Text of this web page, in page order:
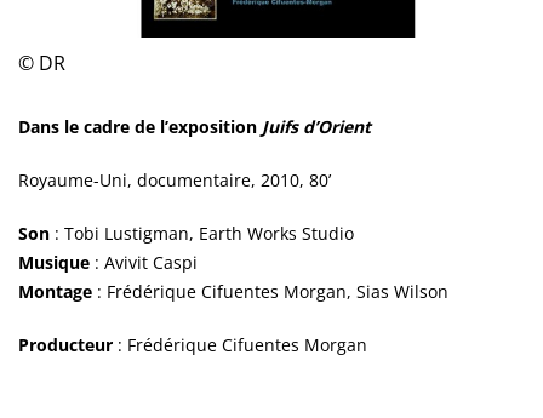
© DR
Dans le cadre de l’exposition Juifs d’Orient
Royaume-Uni, documentaire, 2010, 80’
Son : Tobi Lustigman, Earth Works Studio
Musique : Avivit Caspi
Montage : Frédérique Cifuentes Morgan, Sias Wilson
Producteur : Frédérique Cifuentes Morgan